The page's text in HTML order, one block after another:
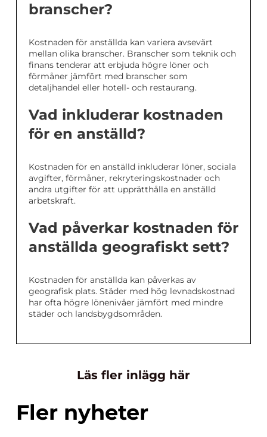
branscher?
Kostnaden för anställda kan variera avsevärt
mellan olika branscher. Branscher som teknik och
finans tenderar att erbjuda högre löner och
förmåner jämfört med branscher som
detaljhandel eller hotell- och restaurang.
Vad inkluderar kostnaden
för en anställd?
Kostnaden för en anställd inkluderar löner, sociala
avgifter, förmåner, rekryteringskostnader och
andra utgifter för att upprätthålla en anställd
arbetskraft.
Vad påverkar kostnaden för
anställda geografiskt sett?
Kostnaden för anställda kan påverkas av
geografisk plats. Städer med hög levnadskostnad
har ofta högre lönenivåer jämfört med mindre
städer och landsbygdsområden.
Läs fler inlägg här
Fler nyheter